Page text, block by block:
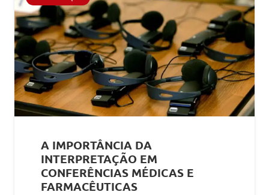
A IMPORTÂNCIA DA
INTERPRETAÇÃO EM
CONFERÊNCIAS MÉDICAS E
FARMACÊUTICAS